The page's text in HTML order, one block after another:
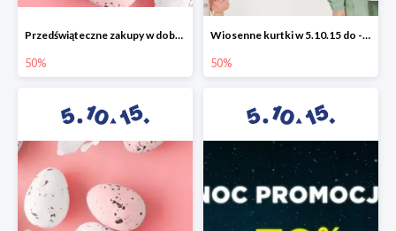
Przedświąteczne zakupy w dobrym stylu -50%
50%
Wiosenne kurtki w 5.10.15 do -50%
50%